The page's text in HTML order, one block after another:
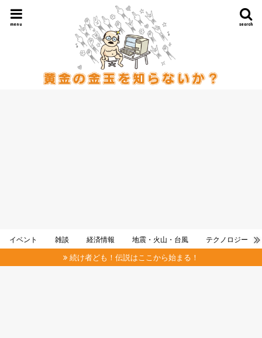
search
menu
イベント 雑談 経済情報 地震・火山・台風 テクノロジー
続け者ども！伝説はここから始まる！